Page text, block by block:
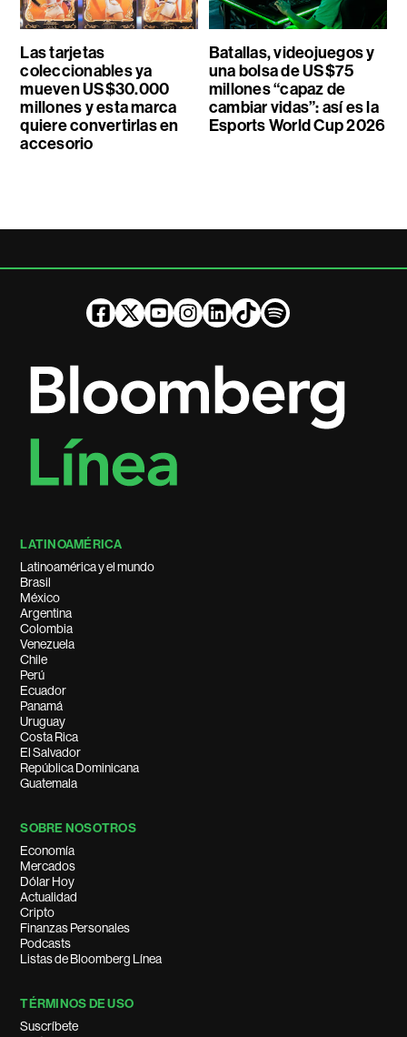
Las tarjetas
coleccionables ya
mueven US$30.000
millones y esta marca
quiere convertirlas en
accesorio
Batallas, videojuegos y
una bolsa de US$75
millones “capaz de
cambiar vidas”: así es la
Esports World Cup 2026
LATINOAMÉRICA
Latinoamérica y el mundo
Brasil
México
Argentina
Colombia
Venezuela
Chile
Perú
Ecuador
Panamá
Uruguay
Costa Rica
El Salvador
República Dominicana
Guatemala
SOBRE NOSOTROS
Economía
Mercados
Dólar Hoy
Actualidad
Cripto
Finanzas Personales
Podcasts
Listas de Bloomberg Línea
TÉRMINOS DE USO
Suscríbete